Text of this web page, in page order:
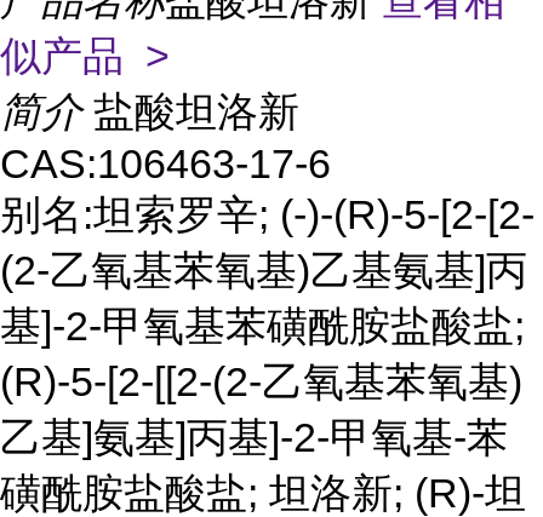
似产品 >
简介 盐酸坦洛新
CAS:106463-17-6
别名:坦索罗辛; (-)-(R)-5-[2-[2-
(2-乙氧基苯氧基)乙基氨基]丙
基]-2-甲氧基苯磺酰胺盐酸盐;
(R)-5-[2-[[2-(2-乙氧基苯氧基)
乙基]氨基]丙基]-2-甲氧基-苯
磺酰胺盐酸盐; 坦洛新; (R)-坦